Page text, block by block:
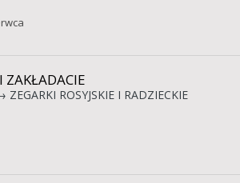
ZAKŁADACIE
ZEGARKI ROSYJSKIE I RADZIECKIE